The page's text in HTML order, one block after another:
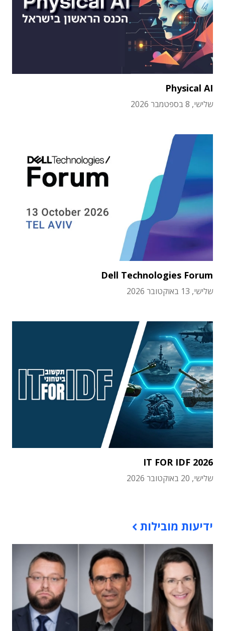
Physical AI
שלישי, 8 בספטמבר 2026
Dell Technologies Forum
שלישי, 13 באוקטובר 2026
IT FOR IDF 2026
שלישי, 20 באוקטובר 2026
ידיעות מובילות